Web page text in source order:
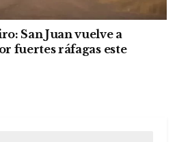
San Juan vuelve a
fuertes ráfagas este